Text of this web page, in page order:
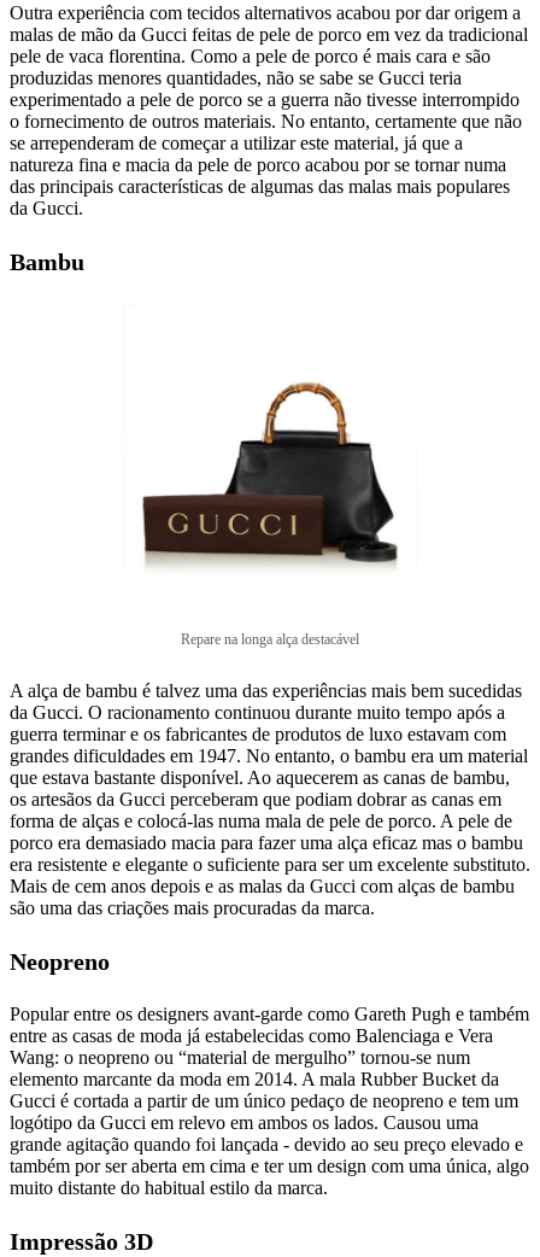
Outra experiência com tecidos alternativos acabou por dar origem a
malas de mão da Gucci feitas de pele de porco em vez da tradicional
pele de vaca florentina. Como a pele de porco é mais cara e são
produzidas menores quantidades, não se sabe se Gucci teria
experimentado a pele de porco se a guerra não tivesse interrompido
o fornecimento de outros materiais. No entanto, certamente que não
se arrependeram de começar a utilizar este material, já que a
natureza fina e macia da pele de porco acabou por se tornar numa
das principais características de algumas das malas mais populares
da Gucci.
Bambu
Repare na longa alça destacável
A alça de bambu é talvez uma das experiências mais bem sucedidas
da Gucci. O racionamento continuou durante muito tempo após a
guerra terminar e os fabricantes de produtos de luxo estavam com
grandes dificuldades em 1947. No entanto, o bambu era um material
que estava bastante disponível. Ao aquecerem as canas de bambu,
os artesãos da Gucci perceberam que podiam dobrar as canas em
forma de alças e colocá-las numa mala de pele de porco. A pele de
porco era demasiado macia para fazer uma alça eficaz mas o bambu
era resistente e elegante o suficiente para ser um excelente substituto.
Mais de cem anos depois e as malas da Gucci com alças de bambu
são uma das criações mais procuradas da marca.
Neopreno
Popular entre os designers avant-garde como Gareth Pugh e também
entre as casas de moda já estabelecidas como Balenciaga e Vera
Wang: o neopreno ou “material de mergulho” tornou-se num
elemento marcante da moda em 2014. A mala Rubber Bucket da
Gucci é cortada a partir de um único pedaço de neopreno e tem um
logótipo da Gucci em relevo em ambos os lados. Causou uma
grande agitação quando foi lançada - devido ao seu preço elevado e
também por ser aberta em cima e ter um design com uma única, algo
muito distante do habitual estilo da marca.
Impressão 3D